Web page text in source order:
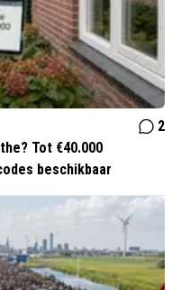
2
Tot €40.000
beschikbaar